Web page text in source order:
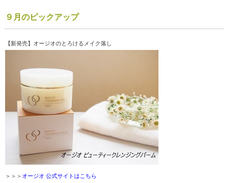
９月のピックアップ
【新発売】オージオのとろけるメイク落し
＞＞＞ オージオ 公式サイトはこちら